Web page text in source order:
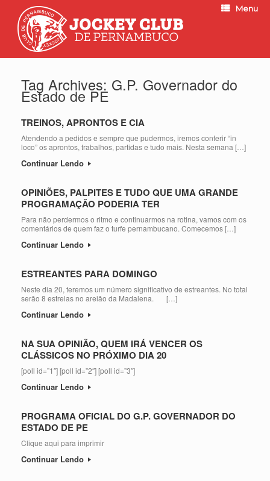
Menu
Tag Archives: G.P. Governador do
Estado de PE
TREINOS, APRONTOS E CIA
Atendendo a pedidos e sempre que pudermos, iremos conferir “in
loco” os aprontos, trabalhos, partidas e tudo mais. Nesta semana […]
Continuar Lendo
OPINIÕES, PALPITES E TUDO QUE UMA GRANDE
PROGRAMAÇÃO PODERIA TER
Para não perdermos o ritmo e continuarmos na rotina, vamos com os
comentários de quem faz o turfe pernambucano. Comecemos […]
Continuar Lendo
ESTREANTES PARA DOMINGO
Neste dia 20, teremos um número significativo de estreantes. No total
serão 8 estreias no areião da Madalena. […]
Continuar Lendo
NA SUA OPINIÃO, QUEM IRÁ VENCER OS
CLÁSSICOS NO PRÓXIMO DIA 20
[poll id=”1″] [poll id=”2″] [poll id=”3″]
Continuar Lendo
PROGRAMA OFICIAL DO G.P. GOVERNADOR DO
ESTADO DE PE
Clique aqui para imprimir
Continuar Lendo